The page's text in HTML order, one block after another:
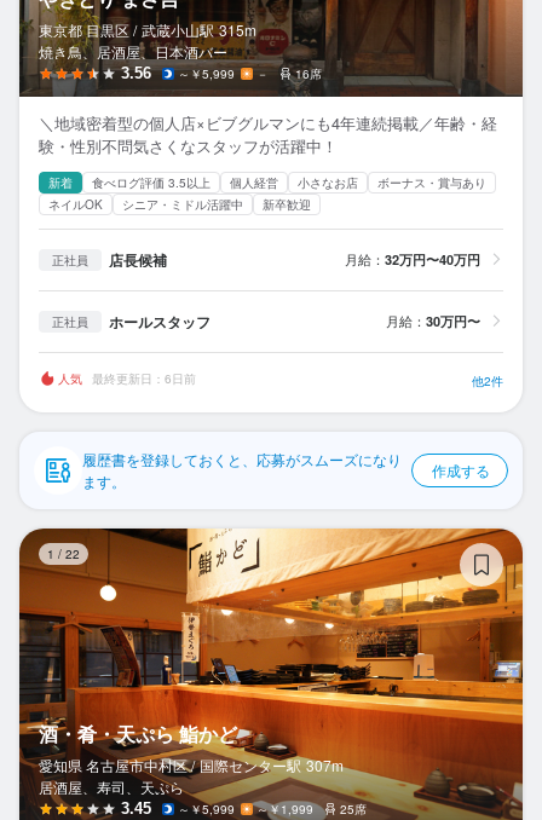
応募履歴
WEB履歴書
スカウト・メルマガ受信設定
ヘルプ・お問い合わせフォーム
食べログ求人PRESS
プライバシーポリシー
利用規約
企業情報
東京都 目黒区 / 武蔵小山駅 315m
焼き鳥、居酒屋、日本酒バー
3.56 ～￥5,999 － 16席
＼地域密着型の個人店×ビブグルマンにも4年連続掲載／年齢・経
験・性別不問気さくなスタッフが活躍中！
新着 食べログ評価 3.5以上 個人経営 小さなお店
ボーナス・賞与あり
ネイルOK
シニア・ミドル活躍中 新卒歓迎
正社員 店長候補 月給： 32万円〜40万円
正社員 ホールスタッフ 月給： 30万円〜
人気 最終更新日：6日前 他2件
履歴書を登録しておくと、応募がスムーズになり
ます。
作成する
1 / 22
酒・肴・天ぷら 鮨かど
愛知県 名古屋市中村区 / 国際センター駅 307m
居酒屋、寿司、天ぷら
3.45 ～￥5,999 ～￥1,999 25席